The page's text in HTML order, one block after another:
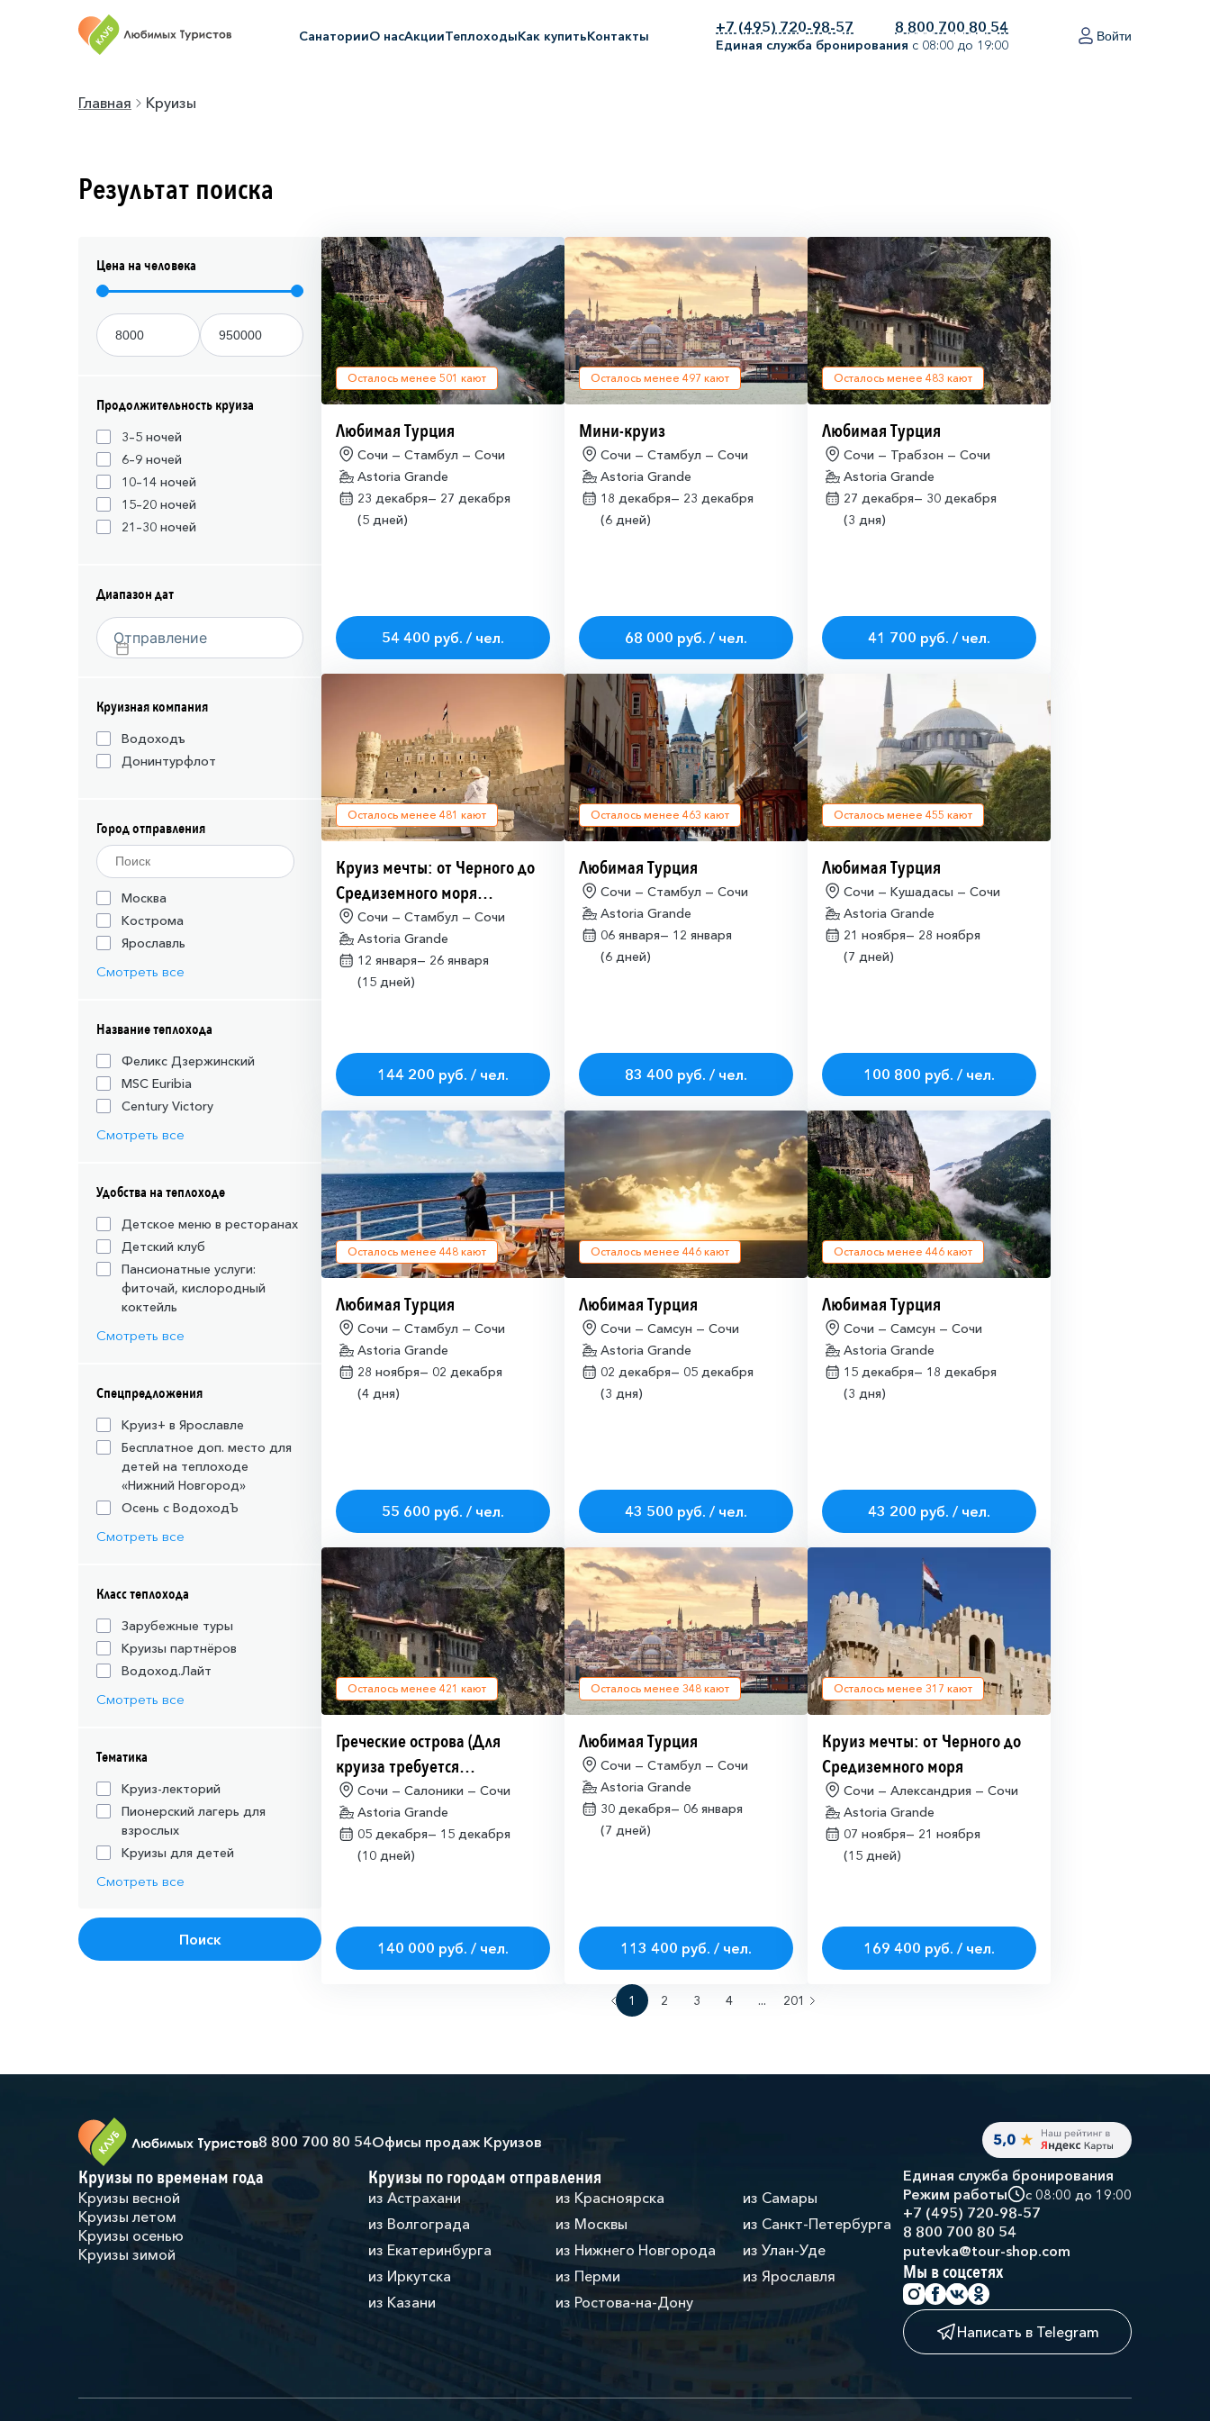
СанаторииО насАкцииТеплоходыКак купитьКонтакты
+7 (495) 720-98-57 8 800 700 80 54
Единая служба бронирования с 08:00 до 19:00
Войти
Главная Круизы
Результат поиска
Цена на человека
Продолжительность круиза
3–5 ночей
6–9 ночей
10–14 ночей
15–20 ночей
21–30 ночей
Диапазон дат
Круизная компания
Водоходъ
Донинтурфлот
Город отправления
Москва
Кострома
Ярославль
Смотреть все
Название теплохода
Феликс Дзержинский
MSC Euribia
Century Victory
Смотреть все
Удобства на теплоходе
Детское меню в ресторанах
Детский клуб
Пансионатные услуги:
фиточай, кислородный
коктейль
Смотреть все
Спецпредложения
Круиз+ в Ярославле
Бесплатное доп. место для
детей на теплоходе
«Нижний Новгород»
Осень с ВодоходЪ
Смотреть все
Класс теплохода
Зарубежные туры
Круизы партнёров
Водоход.Лайт
Смотреть все
Тематика
Круиз-лекторий
Пионерский лагерь для
взрослых
Круизы для детей
Смотреть все
Поиск
Осталось менее 501 кают
Любимая Турция
Сочи — Стамбул — Сочи
Astoria Grande
23 декабря— 27 декабря
(5 дней)
54 400 руб. / чел.
Осталось менее 497 кают
Мини-круиз
Сочи — Стамбул — Сочи
Astoria Grande
18 декабря— 23 декабря
(6 дней)
68 000 руб. / чел.
Осталось менее 483 кают
Любимая Турция
Сочи — Трабзон — Сочи
Astoria Grande
27 декабря— 30 декабря
(3 дня)
41 700 руб. / чел.
Осталось менее 481 кают
Круиз мечты: от Черного до
Средиземного моря
(необходимо оформлять
разрешение на посещение
Израиля (ETA-IL)
Сочи — Стамбул — Сочи
Astoria Grande
12 января— 26 января
(15 дней)
144 200 руб. / чел.
Осталось менее 463 кают
Любимая Турция
Сочи — Стамбул — Сочи
Astoria Grande
06 января— 12 января
(6 дней)
83 400 руб. / чел.
Осталось менее 455 кают
Любимая Турция
Сочи — Кушадасы — Сочи
Astoria Grande
21 ноября— 28 ноября
(7 дней)
100 800 руб. / чел.
Осталось менее 448 кают
Любимая Турция
Сочи — Стамбул — Сочи
Astoria Grande
28 ноября— 02 декабря
(4 дня)
55 600 руб. / чел.
Осталось менее 446 кают
Любимая Турция
Сочи — Самсун — Сочи
Astoria Grande
02 декабря— 05 декабря
(3 дня)
43 500 руб. / чел.
Осталось менее 446 кают
Любимая Турция
Сочи — Самсун — Сочи
Astoria Grande
15 декабря— 18 декабря
(3 дня)
43 200 руб. / чел.
Осталось менее 421 кают
Греческие острова (Для
круиза требуется
действующая многократная
шенгенская виза)
Сочи — Салоники — Сочи
Astoria Grande
05 декабря— 15 декабря
(10 дней)
140 000 руб. / чел.
Осталось менее 348 кают
Любимая Турция
Сочи — Стамбул — Сочи
Astoria Grande
30 декабря— 06 января
(7 дней)
113 400 руб. / чел.
Осталось менее 317 кают
Круиз мечты: от Черного до
Средиземного моря
Сочи — Александрия — Сочи
Astoria Grande
07 ноября— 21 ноября
(15 дней)
169 400 руб. / чел.
1 2 3 4 ... 201
8 800 700 80 54Офисы продаж Круизов
Круизы по временам года
Круизы весной
Круизы летом
Круизы осенью
Круизы зимой
Круизы по городам отправления
из Астрахани
из Волгограда
из Екатеринбурга
из Иркутска
из Казани
из Красноярска
из Москвы
из Нижнего Новгорода
из Перми
из Ростова-на-Дону
из Самары
из Санкт-Петербурга
из Улан-Уде
из Ярославля
Единая служба бронирования
Режим работы
с 08:00 до 19:00
+7 (495) 720-98-57
8 800 700 80 54
putevka@tour-shop.com
Мы в соцсетях
Написать в Telegram